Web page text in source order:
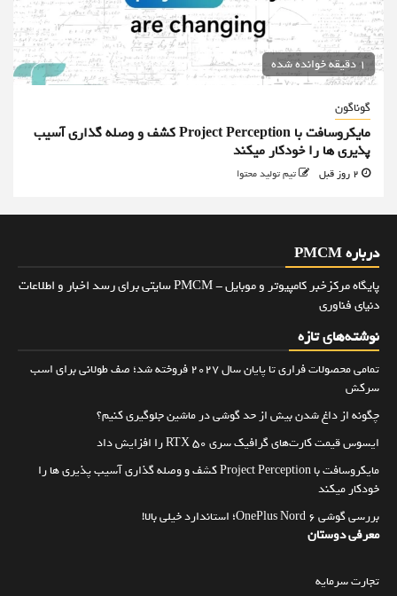
1 دقیقه خوانده شده
گوناگون
مایکروسافت با Project Perception کشف و وصله گذاری آسیب
پذیری ها را خودکار میکند
تیم تولید محتوا
درباره PMCM
پایگاه مرکزخبر کامپیوتر و موبایل - PMCM سایتی برای رسد اخبار و اطلاعات
دنیای فناوری
نوشته‌های تازه
تمامی محصولات فراری تا پایان سال ۲۰۲۷ فروخته شد؛ صف طولانی برای اسب
سرکش
چگونه از داغ شدن بیش از حد گوشی در ماشین جلوگیری کنیم؟
ایسوس قیمت کارت‌های گرافیک سری RTX 50 را افزایش داد
مایکروسافت با Project Perception کشف و وصله گذاری آسیب پذیری ها را
خودکار میکند
بررسی گوشی OnePlus Nord 6؛ استاندارد خیلی بالا!
معرفی دوستان
تجارت سرمایه